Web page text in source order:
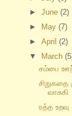
►June(2)
►
May(7)
►April(2)
▼ March
சம்பை
சிறுகதை
வாசுகி
ரத்த உறவு